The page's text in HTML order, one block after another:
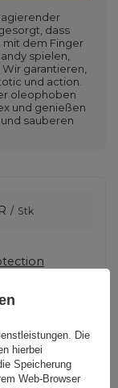
dass
mit dem Finger
spielen,
garantieren,
und action.
oleophoben
und genießen
sauberen
/ Stk
sp. z
Die
hierbei
Speicherung
Web-Browser